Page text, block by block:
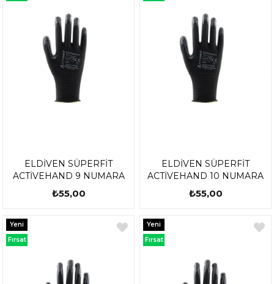
ELDİVEN SÜPERFİT
ACTİVEHAND 9 NUMARA
₺55,00
ELDİVEN SÜPERFİT
ACTİVEHAND 10 NUMARA
₺55,00
Yeni
Ürün
Fırsat
Yeni
Ürün
Fırsat